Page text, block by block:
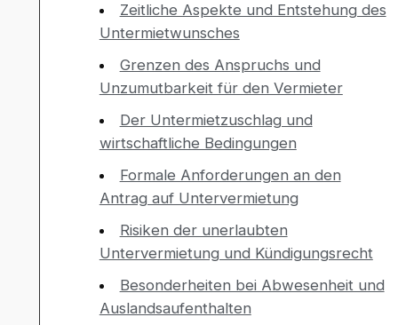
Zeitliche Aspekte und Entstehung des
Untermietwunsches
Grenzen des Anspruchs und
Unzumutbarkeit für den Vermieter
Der Untermietzuschlag und
wirtschaftliche Bedingungen
Formale Anforderungen an den
Antrag auf Untervermietung
Risiken der unerlaubten
Untervermietung und Kündigungsrecht
Besonderheiten bei Abwesenheit und
Auslandsaufenthalten